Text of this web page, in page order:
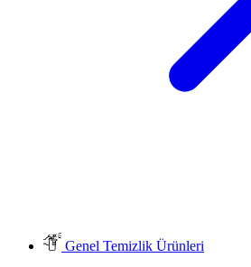
Genel Temizlik Ürünleri